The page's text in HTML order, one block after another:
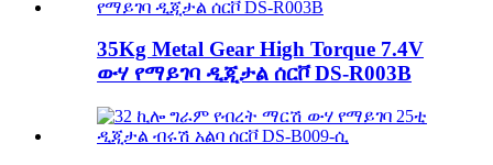
35Kg Metal Gear High Torque 7.4V
ውሃ የማይገባ ዲጂታል ሰርቮ DS-R003B